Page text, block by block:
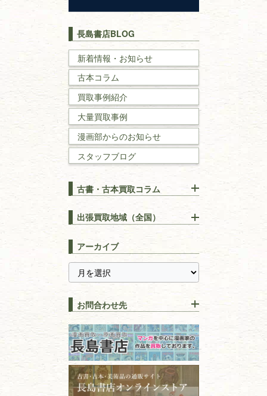
戦記・戦史
国文学・
理工書
数学書・物理学書
建築書
漢方・鍼灸・東洋医学
易学・占い
スピリチュアル・
全集・
趣味・教養
書道
拓本・法帖・碑帖
篆刻・印譜
長島書店BLOG
新着情報・お知らせ
古本コラム
買取事例紹介
大量買取事例
漫画部からのお知らせ
スタッフブログ
古書・古本買取コラム
【出張買取】古本の大量買取
りOK！効率的に売る方法
宅配買取は古本を送るだけ！
長島書店の便利な買取サービ
ス
【持ち込み買取】店頭で簡単
に古本を売るメリットとは？
古本を高く売る方法！買取で
上手な売り方のコツを解説
因！適切な管理で長持ちさせ
るコツ
古本は汚れていると買取でき
ない？適切な保管方法とクリ
ーニング！
ISBNコードとは？書籍の識別
番号の意味と役割を解説
出張買取地域（全国）
埼玉県
千葉県
神奈川県
静岡県
山梨県
新潟県
長野県
愛知県
石川県
福井県
福島県
富山県
青森県
岩手県
アーカイブ
お問合わせ先
古本買取専門店 長島書店
〒101-0051
東京都千代田区神田神保町2-5-1